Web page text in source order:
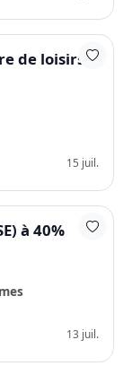
de loisirs
15 juil.
à 40%
13 juil.